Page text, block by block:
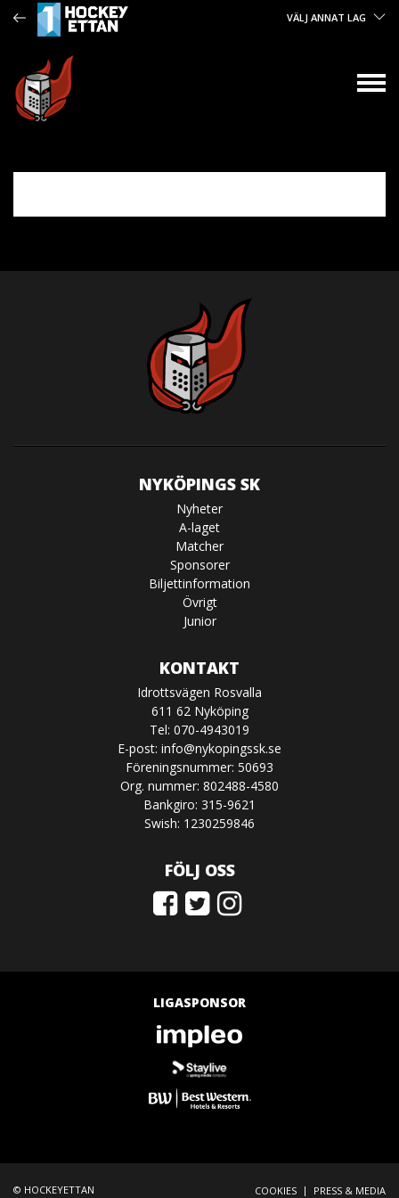
VÄLJ ANNAT LAG
NYKÖPINGS SK
Nyheter
A-laget
Matcher
Sponsorer
Biljettinformation
Övrigt
Junior
KONTAKT
Idrottsvägen Rosvalla
611 62 Nyköping
Tel: 070-4943019
E-post: info@nykopingssk.se
Föreningsnummer: 50693
Org. nummer: 802488-4580
Bankgiro: 315-9621
Swish: 1230259846
FÖLJ OSS
LIGASPONSOR
© HOCKEYETTAN COOKIES | PRESS & MEDIA